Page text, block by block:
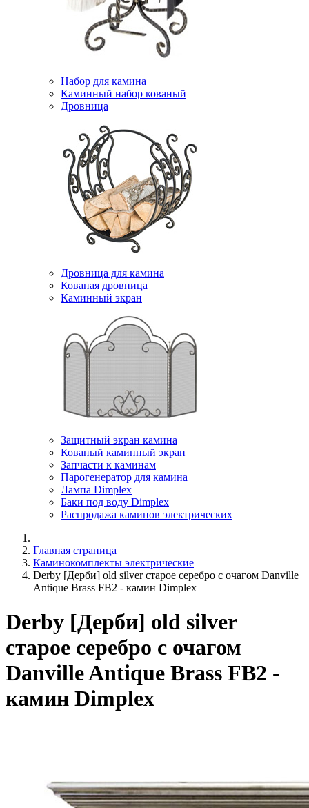
Набор для камина
Каминный набор кованый
Дровница
Дровница для камина
Кованая дровница
Каминный экран
Защитный экран камина
Кованый каминный экран
Запчасти к каминам
Парогенератор для камина
Лампа Dimplex
Баки под воду Dimplex
Распродажа каминов электрических
Главная страница
Каминокомплекты электрические
Derby [Дерби] old silver старое серебро с очагом Danville
Antique Brass FB2 - камин Dimplex
Derby [Дерби] old silver
старое серебро с очагом
Danville Antique Brass FB2 -
камин Dimplex